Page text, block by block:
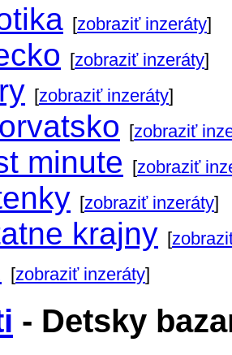
[zobraziť inzeráty]
[zobraziť inzeráty]
[zobraziť inzeráty]
[zobraziť
minute [zobraziť
[zobraziť inzeráty]
krajny [
[zobraziť inzeráty]
- Detsky